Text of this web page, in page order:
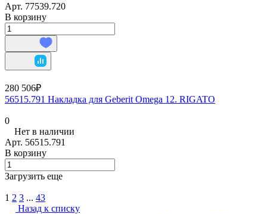
Арт. 77539.720
В корзину
280 506₽
56515.791 Накладка для Geberit Omega 12. RIGATO
0
Нет в наличии
Арт. 56515.791
В корзину
Загрузить еще
1 2 3 ... 43
Назад к списку